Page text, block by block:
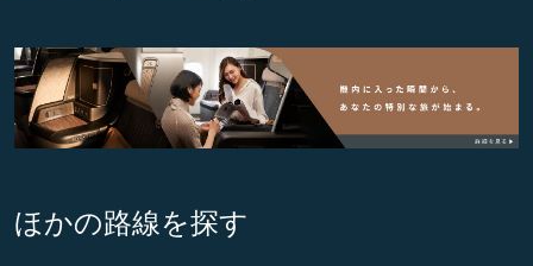
ほかの路線を探す